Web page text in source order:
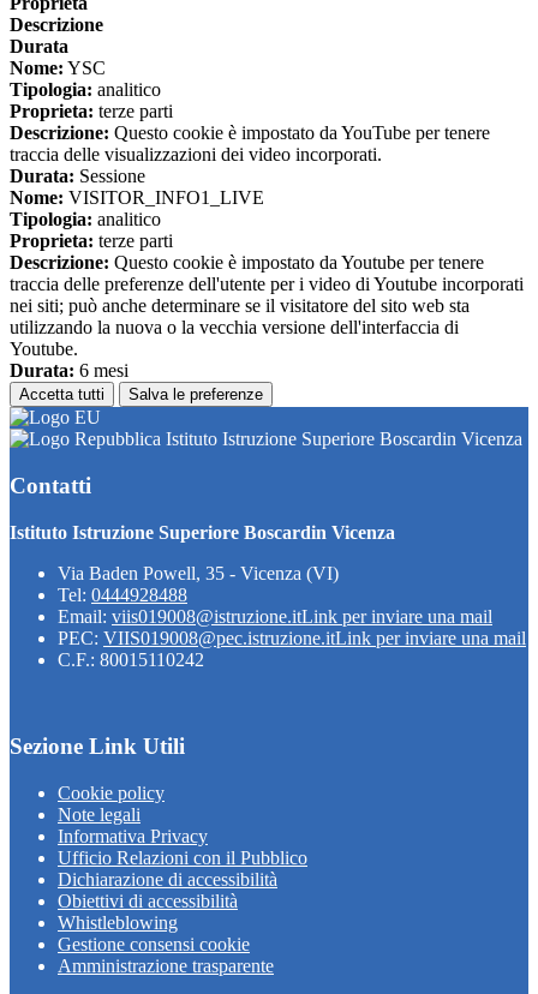
Descrizione
Durata
Nome: YSC
Tipologia: analitico
Proprieta: terze parti
Descrizione: Questo cookie è impostato da YouTube per tenere
traccia delle visualizzazioni dei video incorporati.
Durata: Sessione
Nome: VISITOR_INFO1_LIVE
Tipologia: analitico
Proprieta: terze parti
Descrizione: Questo cookie è impostato da Youtube per tenere
traccia delle preferenze dell'utente per i video di Youtube incorporati
nei siti; può anche determinare se il visitatore del sito web sta
utilizzando la nuova o la vecchia versione dell'interfaccia di
Youtube.
Durata: 6 mesi
Accetta tutti Salva le preferenze
Istituto Istruzione Superiore Boscardin Vicenza
Contatti
Istituto Istruzione Superiore Boscardin Vicenza
Via Baden Powell, 35 - Vicenza (VI)
Tel: 0444928488
Email: viis019008@istruzione.itLink per inviare una mail
PEC: VIIS019008@pec.istruzione.itLink per inviare una mail
C.F.: 80015110242
Sezione Link Utili
Cookie policy
Note legali
Informativa Privacy
Ufficio Relazioni con il Pubblico
Dichiarazione di accessibilità
Obiettivi di accessibilità
Whistleblowing
Gestione consensi cookie
Amministrazione trasparente